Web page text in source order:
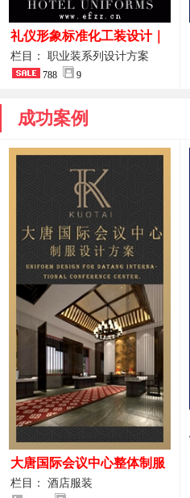
礼仪形象标准化工装设计｜
高端服务业仪态塑造专属职
业装系列
栏目： 职业装系列设计方案
788 9
成功案例
大唐国际会议中心整体制服
设计案例
栏目： 酒店服装